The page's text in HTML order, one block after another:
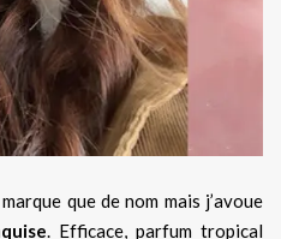
que de nom mais j’avoue
. Efficace, parfum tropical